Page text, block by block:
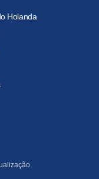
Holanda